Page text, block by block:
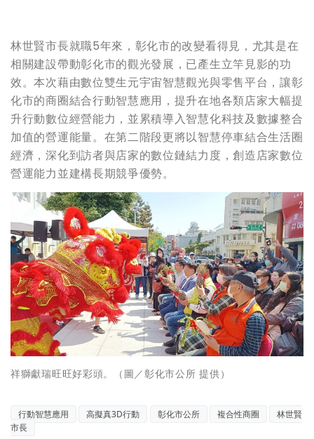
林世賢市長就職5年來，彰化市的改變看得見，尤其是在
相關建設帶動彰化市的觀光發展，已產生立竿見影的功
效。本次藉由數位雙生元宇宙智慧觀光與零售平台，讓彰
化市的商圈結合行動智慧應用，提升在地各類店家大幅提
升行動數位經營能力，並累積導入智慧化科技及數據整合
加值的營運能量。在第二階段更將以智慧停車結合生活圈
經濟，深化到訪者與店家的數位鏈結力度，創造店家數位
營運能力並建構長期競爭優勢。
祥獅獻瑞旺旺好彩頭。（圖／彰化市公所 提供）
行動智慧應用 高擬真3D行動 彰化市公所 複合性商圈
林世賢
市長